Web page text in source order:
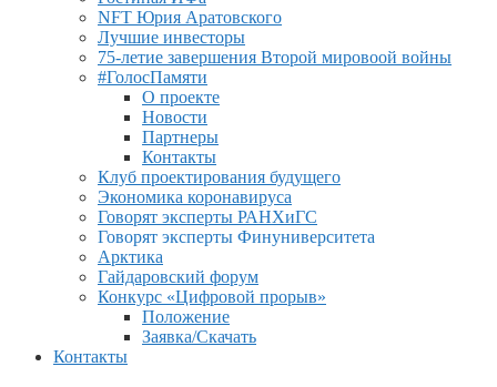
NFT Юрия Аратовского
Лучшие инвесторы
75-летие завершения Второй мировоой войны
#ГолосПамяти
О проекте
Новости
Партнеры
Контакты
Клуб проектирования будущего
Экономика коронавируса
Говорят эксперты РАНХиГС
Говорят эксперты Финуниверситета
Арктика
Гайдаровский форум
Конкурс «Цифровой прорыв»
Положение
Заявка/Скачать
Контакты